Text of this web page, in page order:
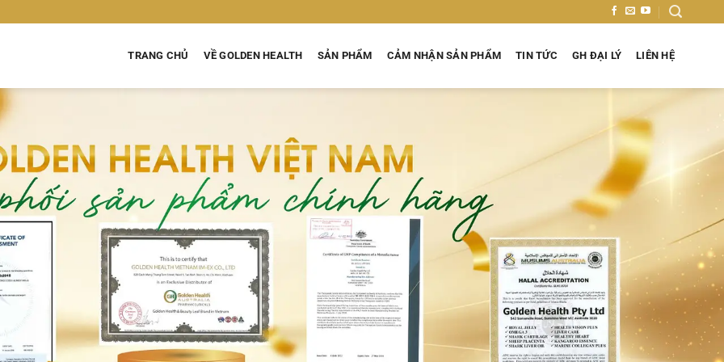
TRANG CHỦ VỀ GOLDEN HEALTH SẢN PHẨM CẢM NHẬN SẢN PHẨM TIN TỨC GH ĐẠI LÝ LIÊN HỆ